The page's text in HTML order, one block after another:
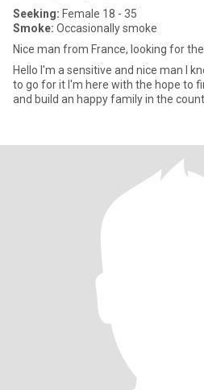
Seeking: Female 18 - 35
Smoke: Occasionally smoke
Nice man from France, looking for
Hello I'm a sensitive and nice man I know what i want in life and try
to go for it I'm here with the hope to find a nice woman, fall in love
and build an happy family in the